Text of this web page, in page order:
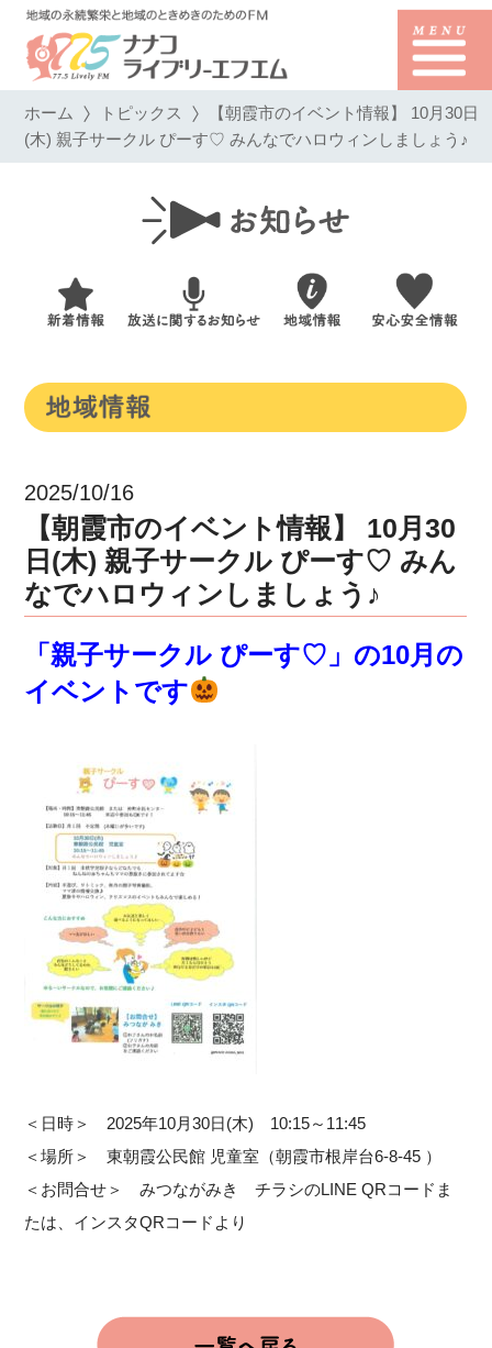
ホーム トピックス 【朝霞市のイベント情報】 10月30日
(木) 親子サークル ぴーす♡ みんなでハロウィンしましょう♪
2025/10/16
【朝霞市のイベント情報】 10月30
日(木) 親子サークル ぴーす♡ みん
なでハロウィンしましょう♪
「親子サークル ぴーす♡」の10月の
イベントです
＜日時＞ 2025年10月30日(木) 10:15～11:45
＜場所＞ 東朝霞公民館 児童室（朝霞市根岸台6-8-45 ）
＜お問合せ＞ みつながみき チラシのLINE QRコードま
たは、インスタQRコードより